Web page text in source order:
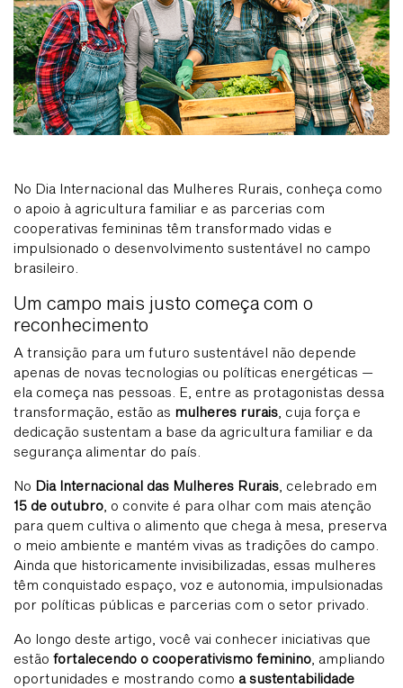
No Dia Internacional das Mulheres Rurais, conheça como
o apoio à agricultura familiar e as parcerias com
cooperativas femininas têm transformado vidas e
impulsionado o desenvolvimento sustentável no campo
brasileiro.
Um campo mais justo começa com o
reconhecimento
A transição para um futuro sustentável não depende
apenas de novas tecnologias ou políticas energéticas —
ela começa nas pessoas. E, entre as protagonistas dessa
transformação, estão as mulheres rurais , cuja força e
dedicação sustentam a base da agricultura familiar e da
segurança alimentar do país.
No Dia Internacional das Mulheres Rurais , celebrado em
15 de outubro , o convite é para olhar com mais atenção
para quem cultiva o alimento que chega à mesa, preserva
o meio ambiente e mantém vivas as tradições do campo.
Ainda que historicamente invisibilizadas, essas mulheres
têm conquistado espaço, voz e autonomia, impulsionadas
por políticas públicas e parcerias com o setor privado.
Ao longo deste artigo, você vai conhecer iniciativas que
estão fortalecendo o cooperativismo feminino , ampliando
oportunidades e mostrando como a sustentabilidade